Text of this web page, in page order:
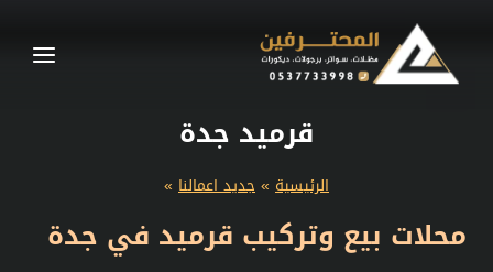
المحتوى
قرميد جدة
الرئيسية » جديد اعمالنا »
محلات بيع وتركيب قرميد في جدة